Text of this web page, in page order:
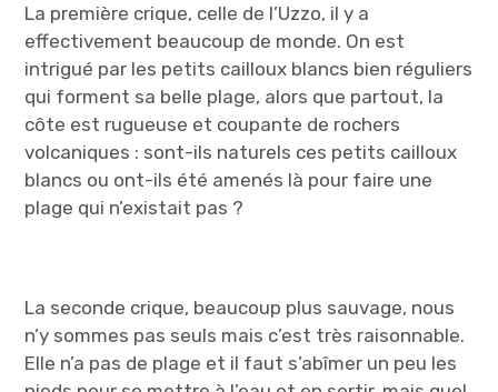
La première crique, celle de l’Uzzo, il y a
effectivement beaucoup de monde. On est
intrigué par les petits cailloux blancs bien réguliers
qui forment sa belle plage, alors que partout, la
côte est rugueuse et coupante de rochers
volcaniques : sont-ils naturels ces petits cailloux
blancs ou ont-ils été amenés là pour faire une
plage qui n’existait pas ?
La seconde crique, beaucoup plus sauvage, nous
n’y sommes pas seuls mais c’est très raisonnable.
Elle n’a pas de plage et il faut s’abîmer un peu les